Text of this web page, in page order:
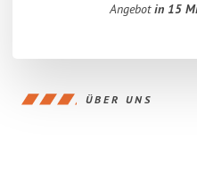
Angebotin 15
ÜBER UNS